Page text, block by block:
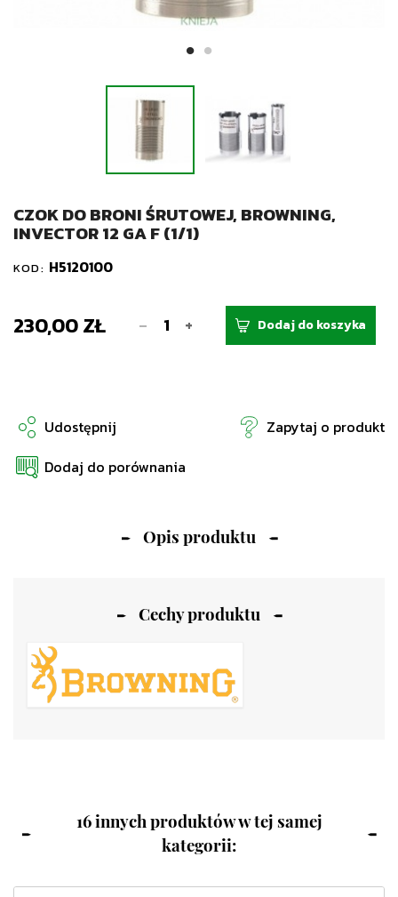
CZOK DO BRONI ŚRUTOWEJ, BROWNING,
INVECTOR 12 GA F (1/1)
KOD: H5120100
230,00 ZŁ - + Dodaj do koszyka
Udostępnij
Zapytaj o produkt
Dodaj do porównania
Cechy produktu
Opis produktu
16 innych produktów w tej samej
kategorii: